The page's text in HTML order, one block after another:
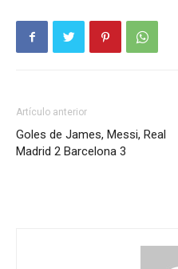
Artículo anterior
Goles de James, Messi, Real
Madrid 2 Barcelona 3